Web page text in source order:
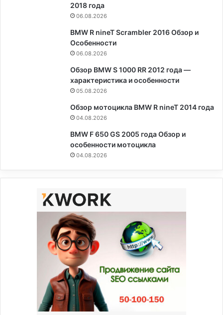
2018 года
06.08.2026
BMW R nineT Scrambler 2016 Обзор и
Особенности
06.08.2026
Обзор BMW S 1000 RR 2012 года —
характеристика и особенности
05.08.2026
Обзор мотоцикла BMW R nineT 2014 года
04.08.2026
BMW F 650 GS 2005 года Обзор и
особенности мотоцикла
04.08.2026